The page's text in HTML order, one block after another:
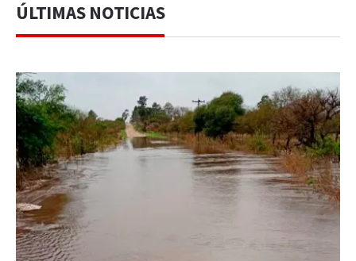
ÚLTIMAS NOTICIAS